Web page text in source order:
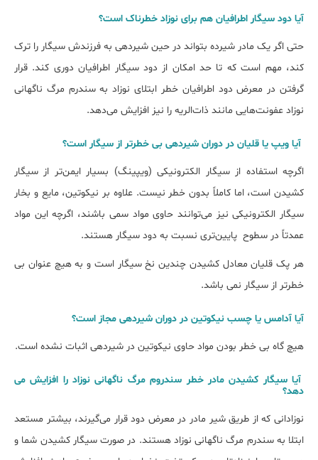
آیا دود سیگار اطرافیان هم برای نوزاد خطرناک است؟
حتی اگر یک مادر شیرده بتواند در حین شیردهی به فرزندش سیگار را ترک
کند، مهم است که تا حد امکان از دود سیگار اطرافیان دوری کند. قرار
گرفتن در معرض دود اطرافیان خطر ابتلای نوزاد به سندرم مرگ ناگهانی
نوزاد عفونت‌هایی مانند ذات‌الریه را نیز افزایش می‌دهد.
آیا ویپ یا قلیان در دوران شیردهی بی خطرتر از سیگار است؟
اگرچه استفاده از سیگار الکترونیکی (ویپینگ) بسیار ایمن‌تر از سیگار
کشیدن است، اما کاملاً بدون خطر نیست. علاوه بر نیکوتین، مایع و بخار
سیگار الکترونیکی نیز می‌توانند حاوی مواد سمی باشند، اگرچه این مواد
عمدتاً در سطوح پایین‌تری نسبت به دود سیگار هستند.
هر پک قلیان معادل کشیدن چندین نخ سیگار است و به هیچ عنوان بی
خطرتر از سیگار نمی باشد.
آیا آدامس یا چسب نیکوتین در دوران شیردهی مجاز است؟
هیچ گاه بی خطر بودن مواد حاوی نیکوتین در شیردهی اثبات نشده است.
آیا سیگار کشیدن مادر خطر سندروم مرگ ناگهانی نوزاد را افزایش می
دهد؟
نوزادانی که از طریق شیر مادر در معرض دود قرار می‌گیرند، بیشتر مستعد
ابتلا به سندرم مرگ ناگهانی نوزاد هستند. در صورت سیگار کشیدن شما و